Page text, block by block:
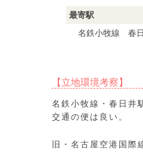
最寄駅
名鉄小牧線 春
【立地環境考察】
名鉄小牧線・春日井
交通の便は良い。
旧・名古屋空港国